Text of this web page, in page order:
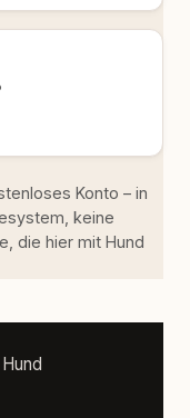
Konto – in
keine
die hier mit Hund